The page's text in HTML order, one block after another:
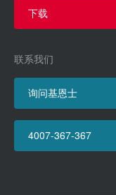
下载
联系我们
询问基恩士
4007-367-367